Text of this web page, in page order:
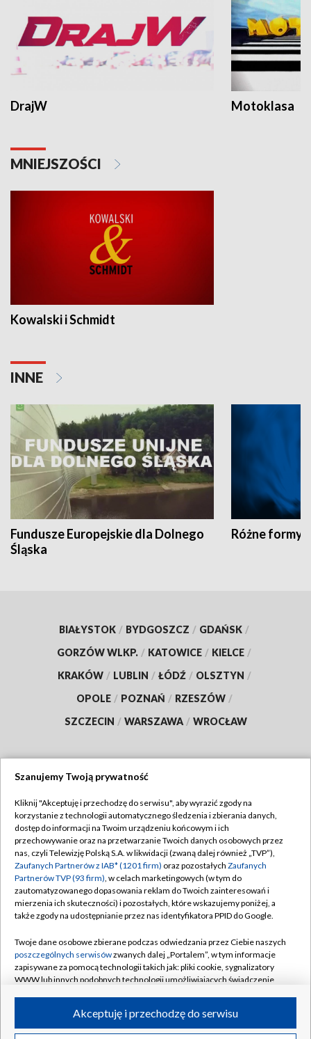
DrajW Motoklasa
MNIEJSZOŚCI
Kowalski i Schmidt
INNE
Fundusze Europejskie dla Dolnego
Śląska
Różne formy
BIAŁYSTOK / BYDGOSZCZ / GDAŃSK /
GORZÓW WLKP. / KATOWICE / KIELCE /
KRAKÓW / LUBLIN / ŁÓDŹ / OLSZTYN /
OPOLE / POZNAŃ / RZESZÓW /
SZCZECIN / WARSZAWA / WROCŁAW
TVP
Abonament TVP
Emisja w TVP
Centrum informacji TVP
Naziemna Telewizja Cyfrowa
Rada Programowa
System NOS
Informacje o nadawcy
Program dla prasy
Regulamin TVP
Polityka prywatności
Moje zgody
Pomoc
Kontakt
Kanały
©2026 Telewizja Polska S.A. w likwidacji
Szanujemy Twoją prywatność
Kliknij "Akceptuję i przechodzę do serwisu", aby wyrazić zgody na
korzystanie z technologii automatycznego śledzenia i zbierania danych,
dostęp do informacji na Twoim urządzeniu końcowym i ich
przechowywanie oraz na przetwarzanie Twoich danych osobowych przez
nas, czyli Telewizję Polską S.A. w likwidacji (zwaną dalej również „TVP”),
Zaufanych Partnerów z IAB* (1201 firm) oraz pozostałych Zaufanych
Partnerów TVP (93 firm), w celach marketingowych (w tym do
zautomatyzowanego dopasowania reklam do Twoich zainteresowań i
mierzenia ich skuteczności) i pozostałych, które wskazujemy poniżej, a
także zgody na udostępnianie przez nas identyfikatora PPID do Google.
Twoje dane osobowe zbierane podczas odwiedzania przez Ciebie naszych
poszczególnych serwisówzwanych dalej „Portalem”, w tym informacje
zapisywane za pomocą technologii takich jak: pliki cookie, sygnalizatory
WWW lub innych podobnych technologii umożliwiających świadczenie
ruchu w Internecie.Akceptuję i przechodzę do serwisu